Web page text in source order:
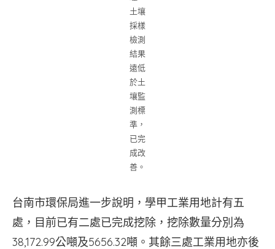
土壤
採樣
檢測
結果
遠低
於土
壤監
測標
準，
已完
成改
善。
台南市環保局進一步說明，學甲工業用地計有五
處，目前已有二處已完成挖除，挖除數量分別為
38,172.99公噸及5656.32噸。其餘三處工業用地亦後